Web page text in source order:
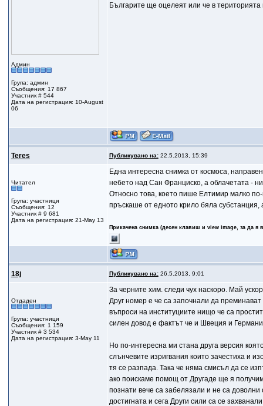
Админ
Група: админ
Съобщения: 17 867
Участник # 544
Дата на регистрация: 10-August
06
Българите ще оцелеят или че в
Teres Публикувано на:22.5.2013, 15:39
Читател
Група: участници
Съобщения: 12
Участник # 9 681
Дата на регистрация: 21-May 13
Една интересна снимка от космоса,
небето над Сан Франциско, а облачетата -
Относно това, което пише Елтимир малко
пръскаше от едното крило бяла
Прикачена снимка (десен клавиш и view image, за да я
18j Публикувано на:26.5.2013, 9:01
Отдаден
Група: участници
Съобщения: 1 159
Участник # 3 534
Дата на регистрация: 3-May 11
За черните хим. следи чух наскоро. Май
Друг номер е че са започнали да
въпроси на институциите нищо че са
силен довод е фактът че и Швеция и
Но по-интересна ми стана друга версия
слънчевите изригвания които зачестиха и
тя се разпада. Така че няма смисъл да се
ако поискаме помощ от Другаде ще я
познати вече са забелязали и не са доволни
достигната и сега Други сили са се